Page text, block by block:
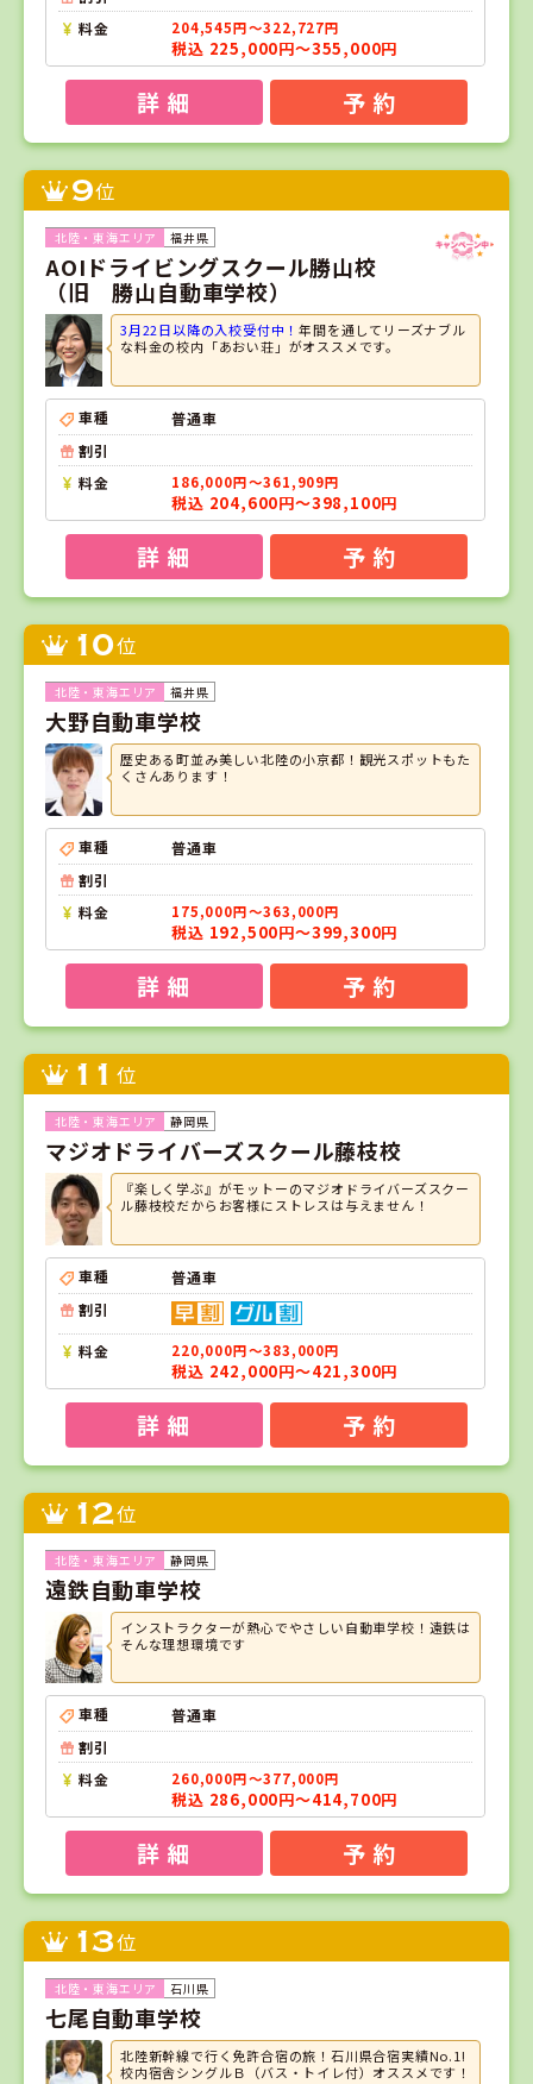
料金
204,545円～322,727円
税込 225,000円～355,000円
詳 細 予 約
9位
福井県
AOIドライビングスクール勝山校
（旧 勝山自動車学校）
3月22日以降の入校受付中！年間を通してリーズナブル
な料金の校内「あおい荘」がオススメです。
車種
普通車
割引
料金
186,000円～361,909円
税込 204,600円～398,100円
詳 細 予 約
10位
福井県
大野自動車学校
歴史ある町並み美しい北陸の小京都！観光スポットもた
くさんあります！
車種
普通車
割引
料金
175,000円～363,000円
税込 192,500円～399,300円
詳 細 予 約
11 位
静岡県
マジオドライバーズスクール藤枝校
『楽しく学ぶ』がモットーのマジオドライバーズスクー
ル藤枝校だからお客様にストレスは与えません！
車種
普通車
割引
料金 220,000円～383,000円
税込 242,000円～421,300円
詳 細 予 約
12位
静岡県
遠鉄自動車学校
インストラクターが熱心でやさしい自動車学校！遠鉄は
そんな理想環境です
車種
普通車
割引
料金
260,000円～377,000円
税込 286,000円～414,700円
詳 細 予 約
13位
石川県
七尾自動車学校
北陸新幹線で行く免許合宿の旅！石川県合宿実績No.1!
校内宿舎シングルＢ（バス・トイレ付）オススメです！